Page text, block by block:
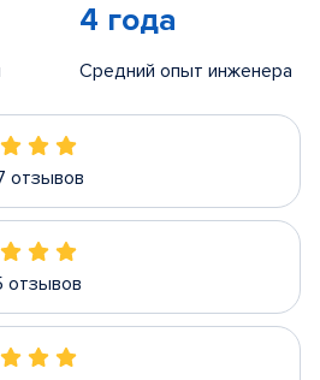
4 года
Средний опыт инженера
отзывов
отзывов